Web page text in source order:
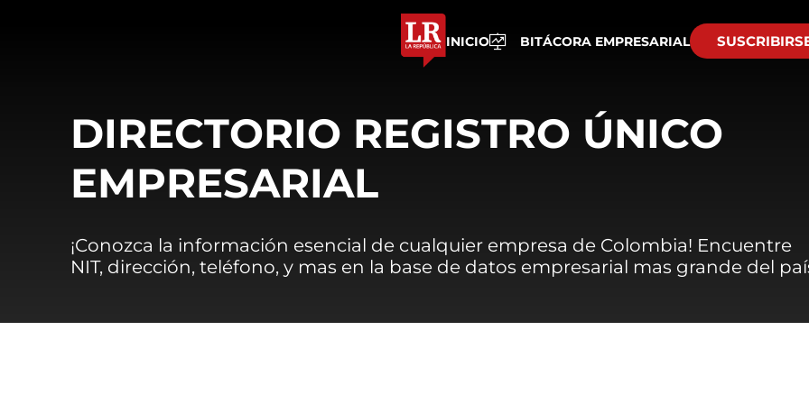
INICIO BITÁCORA EMPRESARIAL
DIRECTORIO REGISTRO ÚNICO
EMPRESARIAL
¡Conozca la información esencial de cualquier empresa de Colombia! Encuentre
NIT, dirección, teléfono, y mas en la base de datos empresarial mas grande del